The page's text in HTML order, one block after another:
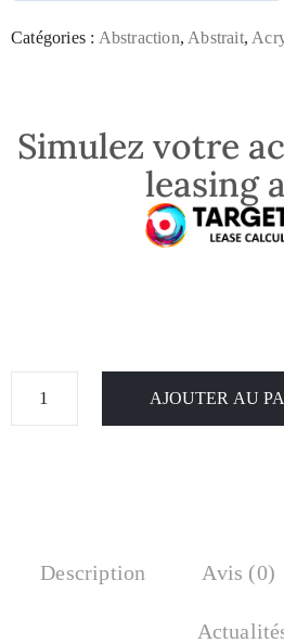
Catégories : Abstraction, Abstrait,
Simulez votre
leasing
AJOUTER AU
Description Avis (0)